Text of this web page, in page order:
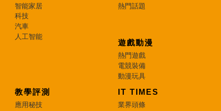
智能家居
科技
汽車
人工智能
熱門話題
遊戲動漫
熱門遊戲
電競裝備
動漫玩具
教學評測
應用秘技
IT TIMES
業界頭條